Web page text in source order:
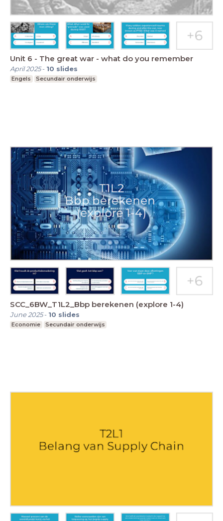
Unit 6 - The great war - what do you remember
April 2025- 10 slides
Engels Secundair onderwijs
SCC_6BW_T1L2_Bbp berekenen (explore 1-4)
June 2025- 10 slides
Economie Secundair onderwijs